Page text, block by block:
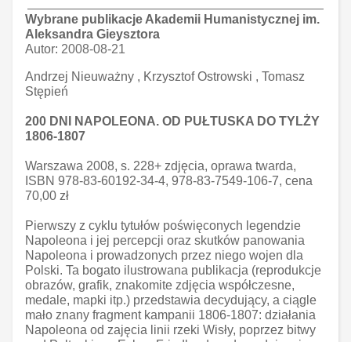
Wybrane publikacje Akademii Humanistycznej im.
Aleksandra Gieysztora
Autor: 2008-08-21
Andrzej Nieuważny , Krzysztof Ostrowski , Tomasz
Stępień
200 DNI NAPOLEONA. OD PUŁTUSKA DO TYLŻY
1806-1807
Warszawa 2008, s. 228+ zdjęcia, oprawa twarda,
ISBN 978-83-60192-34-4, 978-83-7549-106-7, cena
70,00 zł
Pierwszy z cyklu tytułów poświęconych legendzie
Napoleona i jej percepcji oraz skutków panowania
Napoleona i prowadzonych przez niego wojen dla
Polski. Ta bogato ilustrowana publikacja (reprodukcje
obrazów, grafik, znakomite zdjęcia współczesne,
medale, mapki itp.) przedstawia decydujący, a ciągle
mało znany fragment kampanii 1806-1807: działania
Napoleona od zajęcia linii rzeki Wisły, poprzez bitwy